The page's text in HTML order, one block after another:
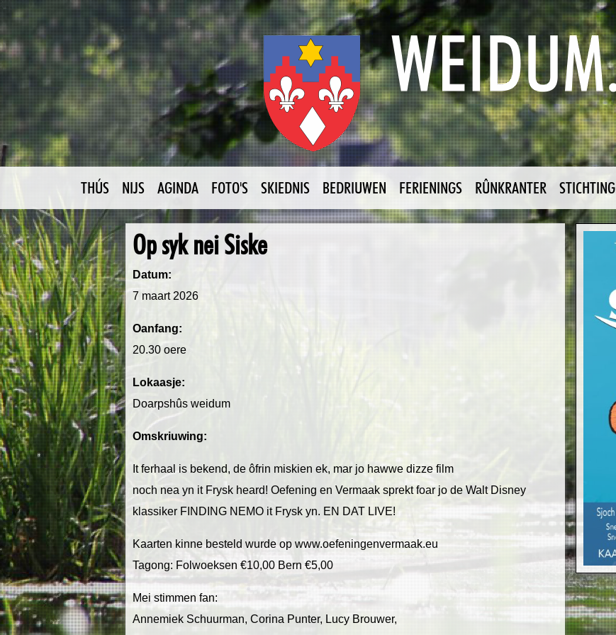
THÚS NIJS AGINDA FOTO'S SKIEDNIS BEDRIUWEN FERIENINGS RÛNKRANTER STICHTING
Op syk nei Siske
Datum:
7 maart 2026
Oanfang:
20.30 oere
Lokaasje:
Doarpshûs weidum
Omskriuwing:
It ferhaal is bekend, de ôfrin miskien ek, mar jo hawwe dizze film
noch nea yn it Frysk heard! Oefening en Vermaak sprekt foar jo de Walt Disney
klassiker FINDING NEMO it Frysk yn. EN DAT LIVE!
Kaarten kinne besteld wurde op www.oefeningenvermaak.eu
Tagong: Folwoeksen €10,00 Bern €5,00
Mei stimmen fan:
Annemiek Schuurman, Corina Punter, Lucy Brouwer,